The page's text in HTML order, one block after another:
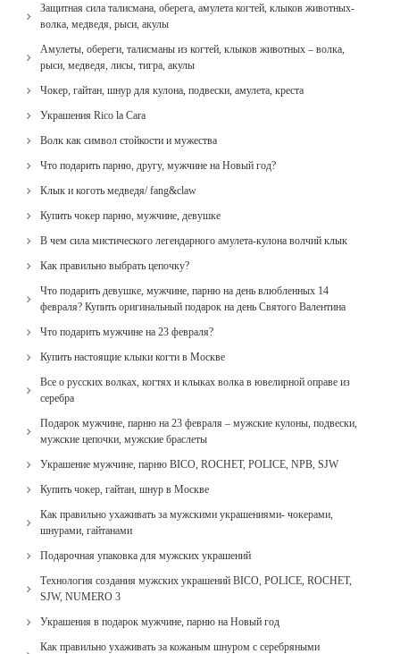
Защитная сила талисмана, оберега, амулета когтей, клыков животных-
волка, медведя, рыси, акулы
Амулеты, обереги, талисманы из когтей, клыков животных – волка,
рыси, медведя, лисы, тигра, акулы
Чокер, гайтан, шнур для кулона, подвески, амулета, креста
Украшения Rico la Cara
Волк как символ стойкости и мужества
Что подарить парню, другу, мужчине на Новый год?
Клык и коготь медведя/ fang&claw
Купить чокер парню, мужчине, девушке
В чем сила мистического легендарного амулета-кулона волчий клык
Как правильно выбрать цепочку?
Что подарить девушке, мужчине, парню на день влюбленных 14
февраля? Купить оригинальный подарок на день Святого Валентина
Что подарить мужчине на 23 февраля?
Купить настоящие клыки когти в Москве
Все о русских волках, когтях и клыках волка в ювелирной оправе из
серебра
Подарок мужчине, парню на 23 февраля – мужские кулоны, подвески,
мужские цепочки, мужские браслеты
Украшение мужчине, парню BICO, ROCHET, POLICE, NPB, SJW
Купить чокер, гайтан, шнур в Москве
Как правильно ухаживать за мужскими украшениями- чокерами,
шнурами, гайтанами
Подарочная упаковка для мужских украшений
Технология создания мужских украшений BICO, POLICE, ROCHET,
SJW, NUMERO 3
Украшения в подарок мужчине, парню на Новый год
Как правильно ухаживать за кожаным шнуром с серебряными